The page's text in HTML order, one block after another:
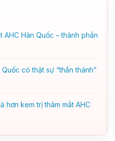
AHC Hàn Quốc – thành phần
có thật sự “thần thánh”
hơn kem trị thâm mắt AHC